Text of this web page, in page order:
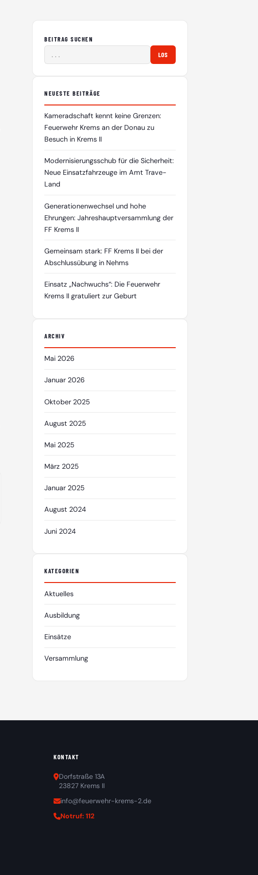
BEITRAG SUCHEN
LOS
NEUESTE BEITRÄGE
Kameradschaft kennt keine Grenzen:
Feuerwehr Krems an der Donau zu
Besuch in Krems II
Modernisierungsschub für die Sicherheit:
Neue Einsatzfahrzeuge im Amt Trave-
Land
Generationenwechsel und hohe
Ehrungen: Jahreshauptversammlung der
FF Krems II
Gemeinsam stark: FF Krems II bei der
Abschlussübung in Nehms
Einsatz „Nachwuchs“: Die Feuerwehr
Krems II gratuliert zur Geburt
ARCHIV
Mai 2026
Januar 2026
Oktober 2025
August 2025
Mai 2025
März 2025
Januar 2025
August 2024
Juni 2024
KATEGORIEN
Aktuelles
Ausbildung
Einsätze
Versammlung
KONTAKT
Dorfstraße 13A
23827 Krems II
info@feuerwehr-krems-2.de
Notruf: 112